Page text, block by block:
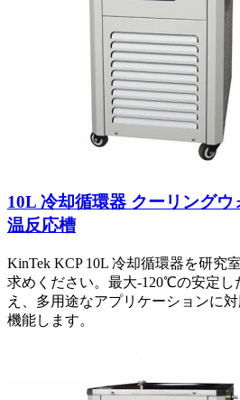
10L 冷却循環器 クーリング
温反応槽
KinTek KCP 10L 冷却循環器を研究
求めください。最大-120℃の安定し
え、多用途なアプリケーションに
機能します。